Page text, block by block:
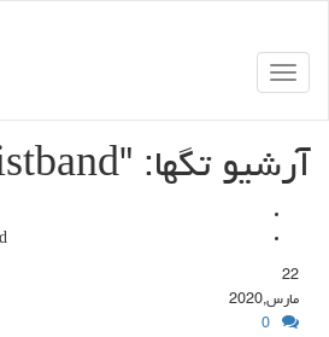
Toggle
آرشیو تگها: "
22
مارس,2020
0